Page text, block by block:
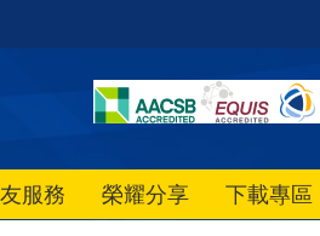
服務 榮耀分享 下載專區